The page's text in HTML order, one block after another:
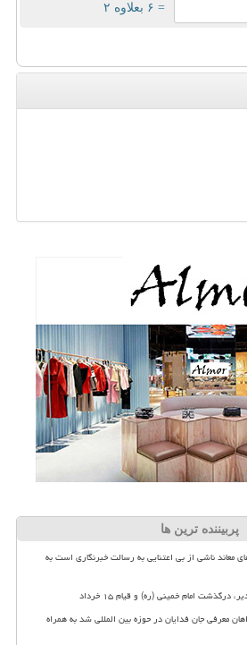
= ۶ بعلاوه ۲
پربیننده ترین ها
معاند ناشی از بی اعتنایی به رسالت خبرنگاری است به
امام خمینی (ره) و قیام ۱۵ خرداد
معرفی جان فدایان در حوزه بین المللی شد به همراه